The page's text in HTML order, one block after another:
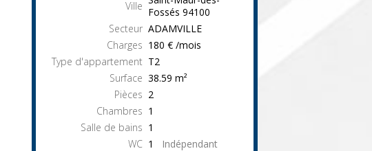
Ville Fossés 94100
Secteur ADAMVILLE
Charges 180 € /mois
Type d'appartement T2
Surface 38.59 m²
Pièces 2
Chambres 1
Salle de bains 1
WC 1
Indépendant